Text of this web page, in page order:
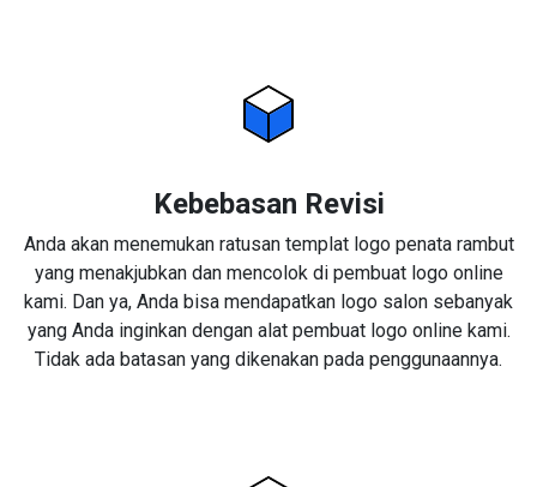
Kebebasan Revisi
Anda akan menemukan ratusan templat logo penata rambut
yang menakjubkan dan mencolok di pembuat logo online
kami. Dan ya, Anda bisa mendapatkan logo salon sebanyak
yang Anda inginkan dengan alat pembuat logo online kami.
Tidak ada batasan yang dikenakan pada penggunaannya.